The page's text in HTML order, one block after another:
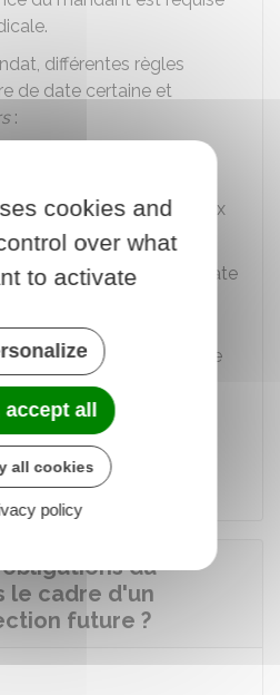
différentes règles
de date certaine et
:
et être opposable aux
possède d'emblée date
inscrit dans un registre
sa publicité.
du
le cadre d'un
future ?
cookies and
over what
to activate
accept all
all cookies
policy